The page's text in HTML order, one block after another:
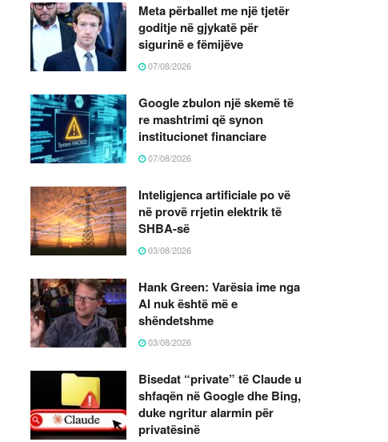
Meta përballet me një tjetër
goditje në gjykatë për
sigurinë e fëmijëve
07/08/2026
Google zbulon një skemë të
re mashtrimi që synon
institucionet financiare
07/08/2026
Inteligjenca artificiale po vë
në provë rrjetin elektrik të
SHBA-së
03/08/2026
Hank Green: Varësia ime nga
AI nuk është më e
shëndetshme
03/08/2026
Bisedat “private” të Claude u
shfaqën në Google dhe Bing,
duke ngritur alarmin për
privatësinë